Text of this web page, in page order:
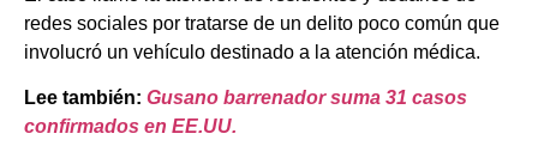
redes sociales por tratarse de un delito poco común que
involucró un vehículo destinado a la atención médica.
Lee también: Gusano barrenador suma 31 casos
confirmados en EE.UU.